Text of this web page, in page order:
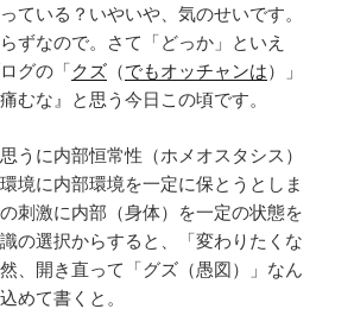
ている？いやいや、気のせいです。
ずなので。さて「どっか」といえ
グの「クズ （でもオッチャンは）」
むな』と思う今日この頃です。
うに内部恒常性（ホメオスタシス）
境に内部環境を一定に保とうとしま
刺激に内部（身体）を一定の状態を
の選択からすると、「変わりたくな
、開き直って「グズ（愚図）」なん
めて書くと。